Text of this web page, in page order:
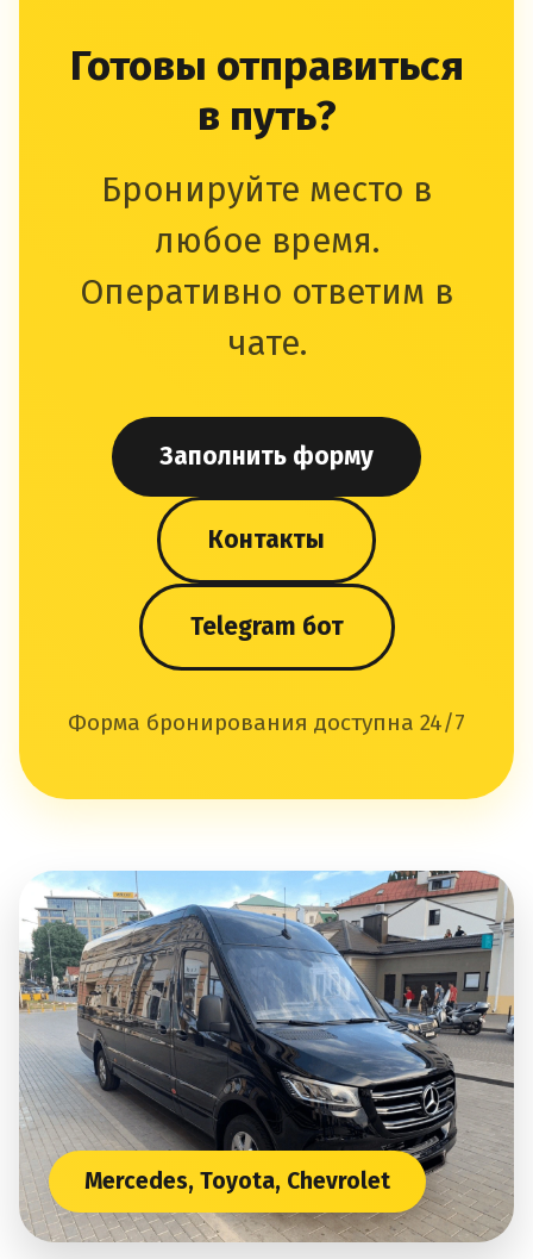
Готовы отправиться
в путь?
Бронируйте место в
любое время.
Оперативно ответим в
чате.
Заполнить форму
Контакты
Telegram бот
Форма бронирования доступна 24/7
Mercedes, Toyota, Chevrolet